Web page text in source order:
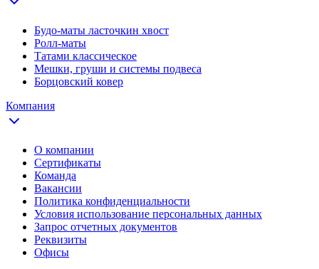
Будо-маты ласточкин хвост
Ролл-маты
Татами классическое
Мешки, груши и системы подвеса
Борцовский ковер
Компания
О компании
Сертификаты
Команда
Вакансии
Политика конфиденциальности
Условия использование персональных данных
Запрос отчетных документов
Реквизиты
Офисы